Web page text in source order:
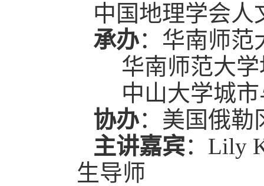
中国地理学会人
承办：华南师
华南师范大
中山大学城
协办：美国俄勒
主讲嘉宾：Lily
生导师